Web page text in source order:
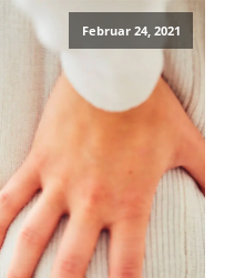
Februar 24, 2021